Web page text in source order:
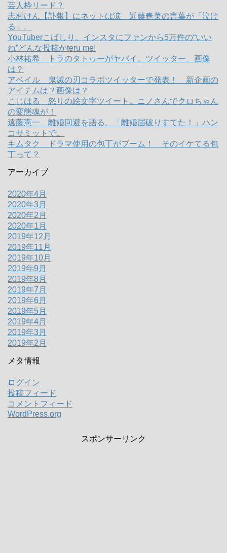
芸人枠リード？
志村けん【訃報】にネットは涙 近藤春菜の言葉が「泣け
る」。
YouTuberこばしり。インスタにファンから5万件の“いい
ね”どんな投稿かteru me!
小林祐希 トラのタトゥーがヤバイ。ツイッター、画像
は？
アベイル 鬼滅の刃コラボツイッターで発表！ 新企画の
アイテムは？画像は？
こじはる 怒りの絵文字ツイート。ニノさんでクロちゃん
の変態魂が！
遠藤憲一 離婚回避を語る。「離婚届破りすてた！」ハン
コサミットで。
キムタク ドラマ使用の包丁がブーム！ そのイケてる包
丁って？
アーカイブ
2020年4月
2020年3月
2020年2月
2020年1月
2019年12月
2019年11月
2019年10月
2019年9月
2019年8月
2019年7月
2019年6月
2019年5月
2019年4月
2019年3月
2019年2月
メタ情報
ログイン
投稿フィード
コメントフィード
WordPress.org
スポンサーリンク